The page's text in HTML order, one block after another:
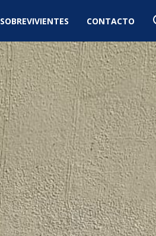
SOBREVIVIENTES CONTACTO